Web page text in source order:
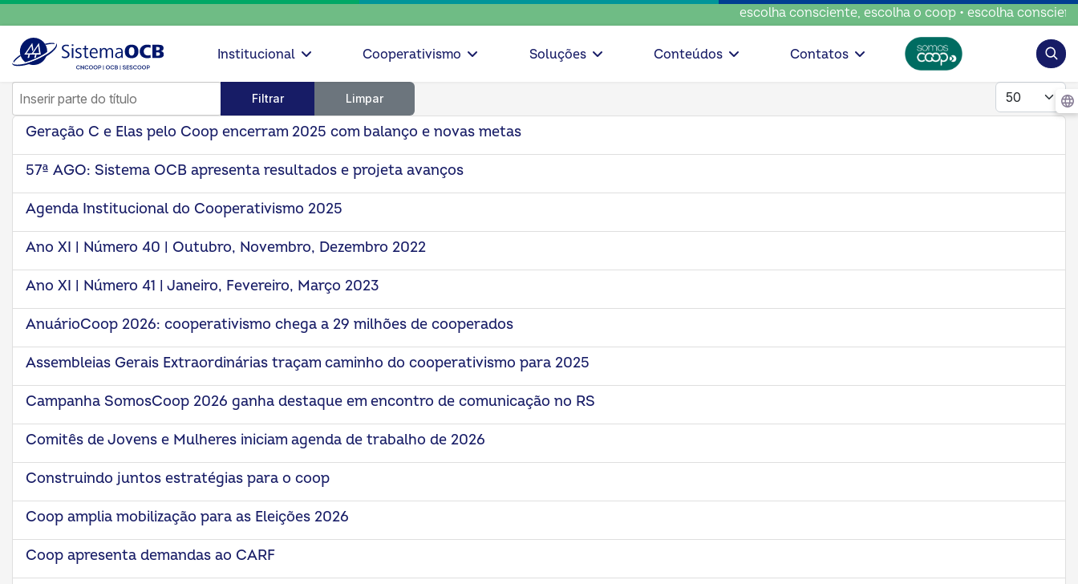
escolha consciente, escolha o coop • escolha consciente,
Institucional Cooperativismo Soluções Conteúdos Contatos
Inserir parte do título
Filtrar Limpar
Mostrar #
Geração C e Elas pelo Coop encerram 2025 com balanço e novas metas
57ª AGO: Sistema OCB apresenta resultados e projeta avanços
Agenda Institucional do Cooperativismo 2025
Ano XI | Número 40 | Outubro, Novembro, Dezembro 2022
Ano XI | Número 41 | Janeiro, Fevereiro, Março 2023
AnuárioCoop 2026: cooperativismo chega a 29 milhões de cooperados
Assembleias Gerais Extraordinárias traçam caminho do cooperativismo para 2025
Campanha SomosCoop 2026 ganha destaque em encontro de comunicação no RS
Comitês de Jovens e Mulheres iniciam agenda de trabalho de 2026
Construindo juntos estratégias para o coop
Coop amplia mobilização para as Eleições 2026
Coop apresenta demandas ao CARF